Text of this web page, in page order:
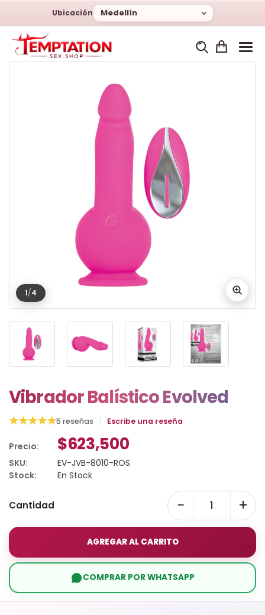
Ubicación Medellín
1/4
Vibrador Balístico Evolved
★★★★★5 reseñas Escribe una reseña
Precio: $623,500
SKU:
EV-JVB-8010-ROS
Stock:
En Stock
Cantidad − +
AGREGAR AL CARRITO
COMPRAR POR WHATSAPP